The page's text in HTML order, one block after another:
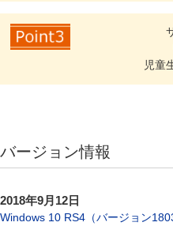
児童
バージョン情報
2018年9月12日
Windows 10 RS4（バージョン